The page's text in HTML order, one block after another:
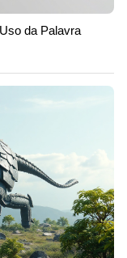
da Palavra